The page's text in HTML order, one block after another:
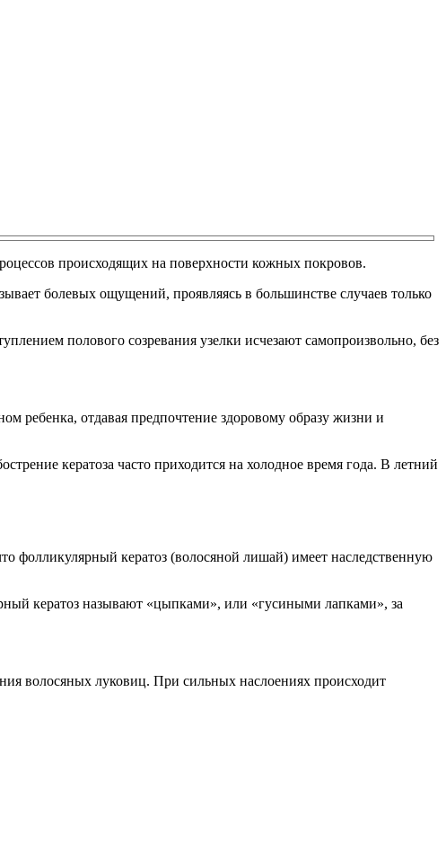
происходящих на поверхности кожных покровов.
болевых ощущений, проявляясь в большинстве случаев только
полового созревания узелки исчезают самопроизвольно, без
ребенка, отдавая предпочтение здоровому образу жизни и
кератоза часто приходится на холодное время года. В летний
фолликулярный кератоз (волосяной лишай) имеет наследственную
кератоз называют «цыпками», или «гусиными лапками», за
волосяных луковиц. При сильных наслоениях происходит